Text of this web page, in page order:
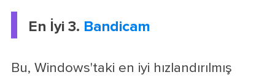
En İyi 3. Bandicam
Bu, Windows'taki en iyi hızlandırılmış